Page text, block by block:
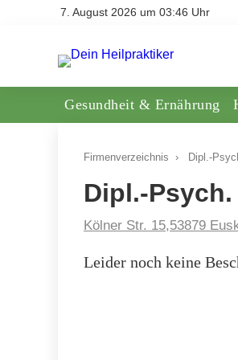
7. August 2026 um 03:46 Uhr
Gesundheit & Ernährung
Firmenverzeichnis › Dipl.-
Dipl.-
Kölner Str. 15,53879
Leider noch keine